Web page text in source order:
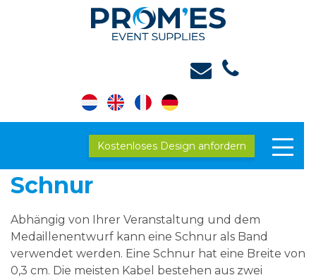
Kostenloses Design anfordern
Schnur
Abhängig von Ihrer Veranstaltung und dem
Medaillenentwurf kann eine Schnur als Band
verwendet werden. Eine Schnur hat eine Breite von
0,3 cm. Die meisten Kabel bestehen aus zwei